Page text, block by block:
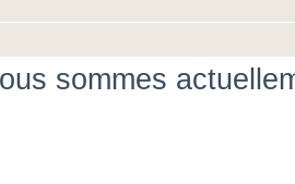
sommes